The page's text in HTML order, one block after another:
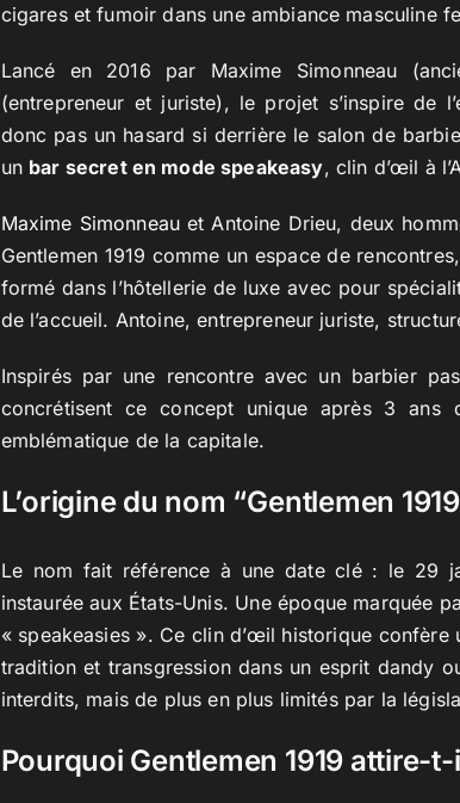
cigares et fumoir dans une ambiance masculine
Lancé en 2016 par Maxime Simonneau
(entrepreneur et juriste), le projet s’inspire de
donc pas un hasard si derrière le salon de
un bar secret en mode speakeasy, clin d’œil à
Maxime Simonneau et Antoine Drieu, deux
Gentlemen 1919 comme un espace de
formé dans l’hôtellerie de luxe avec pour
de l’accueil. Antoine, entrepreneur juriste,
Inspirés par une rencontre avec un barbier
concrétisent ce concept unique après 3 ans
emblématique de la capitale.
L’origine du nom “Gentlemen
Le nom fait référence à une date clé : le 29
instaurée aux États-Unis. Une époque marquée
« speakeasies ». Ce clin d’œil historique
tradition et transgression dans un esprit dandy
interdits, mais de plus en plus limités par la
Pourquoi Gentlemen 1919 attire-t-